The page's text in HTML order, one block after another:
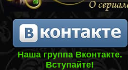
Наша группа Вконтакте.
Вступайте!